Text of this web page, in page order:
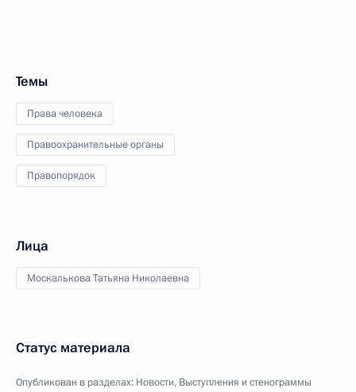
Темы
Права человека
Правоохранительные органы
Правопорядок
Лица
Москалькова Татьяна Николаевна
Статус материала
Опубликован в разделах: Новости, Выступления и стенограммы